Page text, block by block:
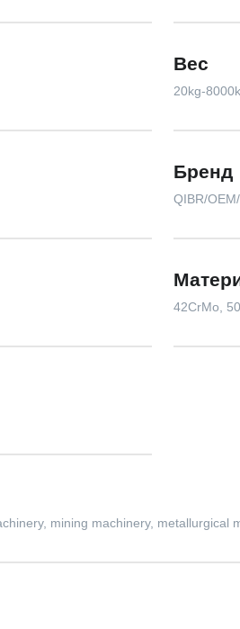
Вес
20kg-
Бренд
QIBR/
42CrMo,
mining machinery,